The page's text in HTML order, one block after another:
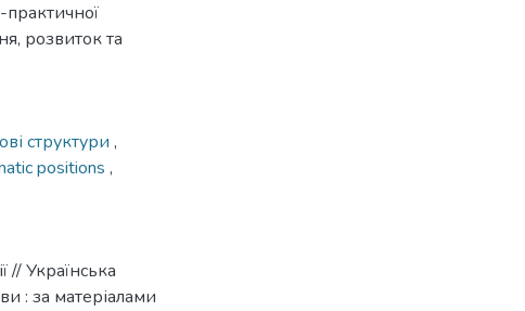
розвиток та
структури ,
positions ,
// Українська
: за матеріалами